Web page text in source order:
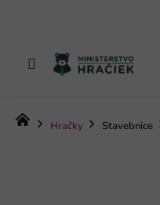
DomovHračky Stavebnice